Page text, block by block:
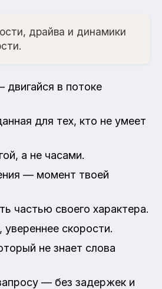
драйва и динамики
в потоке
для тех, кто не умеет
а не часами.
— момент твоей
частью своего характера.
скорости.
не знает слова
— без задержек и